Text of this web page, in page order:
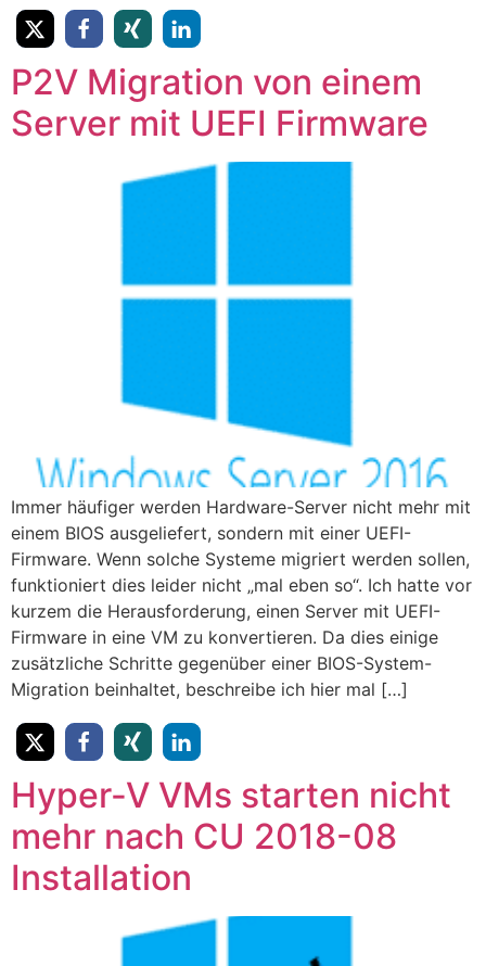
P2V Migration von einem
Server mit UEFI Firmware
Immer häufiger werden Hardware-Server nicht mehr mit
einem BIOS ausgeliefert, sondern mit einer UEFI-
Firmware. Wenn solche Systeme migriert werden sollen,
funktioniert dies leider nicht „mal eben so“. Ich hatte vor
kurzem die Herausforderung, einen Server mit UEFI-
Firmware in eine VM zu konvertieren. Da dies einige
zusätzliche Schritte gegenüber einer BIOS-System-
Migration beinhaltet, beschreibe ich hier mal […]
Hyper-V VMs starten nicht
mehr nach CU 2018-08
Installation